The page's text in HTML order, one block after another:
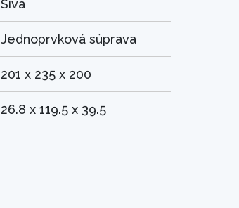
Sivá
Jednoprvková súprava
201 x 235 x 200
26.8 x 119.5 x 39.5